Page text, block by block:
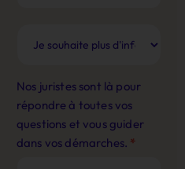
Nos juristes sont là pour
répondre à toutes vos
questions et vous guider
dans vos démarches. *